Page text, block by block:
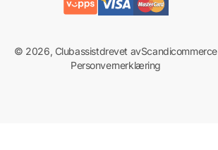
© 2026, Clubassistdrevet avScandicommerce
Personvernerklæring